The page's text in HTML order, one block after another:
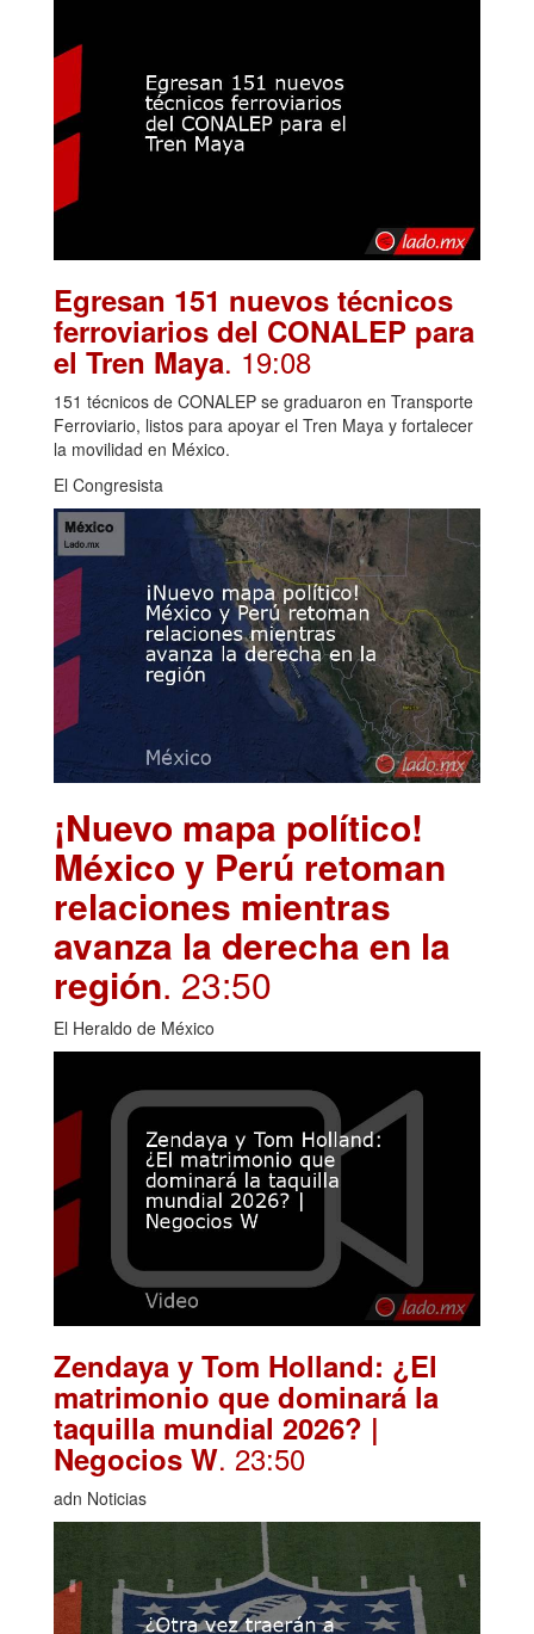
Egresan 151 nuevos técnicos
ferroviarios del CONALEP para
el Tren Maya. 19:08
151 técnicos de CONALEP se graduaron en Transporte
Ferroviario, listos para apoyar el Tren Maya y fortalecer
la movilidad en México.
El Congresista
¡Nuevo mapa político!
México y Perú retoman
relaciones mientras
avanza la derecha en la
región. 23:50
El Heraldo de México
Zendaya y Tom Holland: ¿El
matrimonio que dominará la
taquilla mundial 2026? |
Negocios W. 23:50
adn Noticias